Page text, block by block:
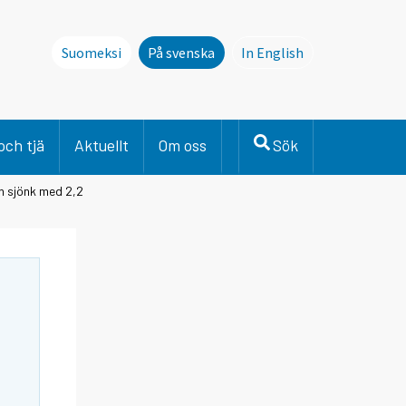
Suomeksi På svenska
In English
tjä Aktuellt Om oss Sök
sjönk med 2,2